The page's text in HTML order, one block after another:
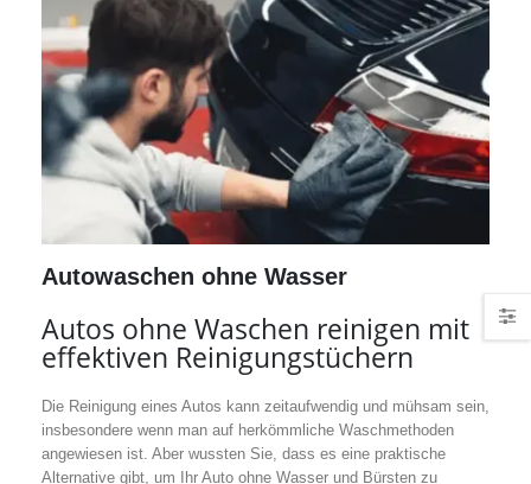
Autowaschen ohne Wasser
Autos ohne Waschen reinigen mit
effektiven Reinigungstüchern
Die Reinigung eines Autos kann zeitaufwendig und mühsam sein,
insbesondere wenn man auf herkömmliche Waschmethoden
angewiesen ist. Aber wussten Sie, dass es eine praktische
Alternative gibt, um Ihr Auto ohne Wasser und Bürsten zu